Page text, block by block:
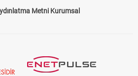
Metni Kurumsal